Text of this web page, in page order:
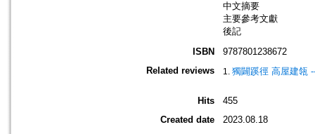
中文摘要
主要參考文獻
後記
ISBN
9787801238672
Related reviews
獨闢蹊徑 高屋建瓴
Hits
455
Created date
2023.08.18